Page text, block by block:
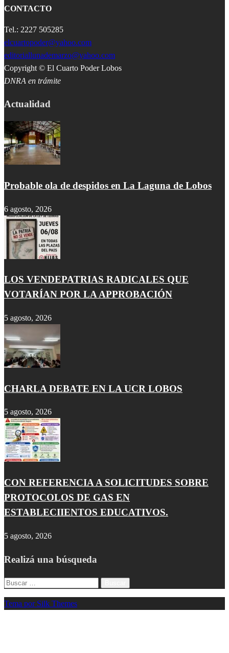
CONTACTO
Tel.: 2227 505285
elcuartopoder@yahoo.com
editoriallunademarzo@yahoo.com
Copyright © El Cuarto Poder Lobos
DNRA en trámite
Actualidad
Probable ola de despidos en La Laguna de Lobos
6 agosto, 2026
LOS VENDEPATRIAS RADICALES QUE
VOTARÍAN POR LA APPROBACIÓN
5 agosto, 2026
CHARLA DEBATE EN LA UCR LOBOS
5 agosto, 2026
CON REFERENCIA A SOLICITUDES SOBRE
PROTOCOLOS DE GAS EN
ESTABLECIIENTOS EDUCATIVOS.
5 agosto, 2026
Realizá una búsqueda
Buscar:
Tema por Silk Themes